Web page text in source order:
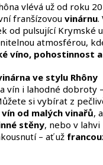
vlévá už od roku
franšízovou vinárnu.
od pulsující Krymské
atmosférou,
víno, pohostinnost
ve stylu Rhôny
vín i lahodné dobroty
si vybírat z
od malých vinařů,
stěny, nebo v lahvi
– ať už